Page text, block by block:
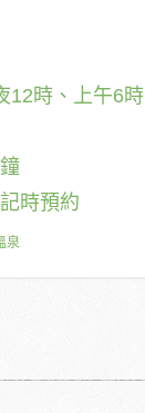
12時、上午6時
時預約
泉